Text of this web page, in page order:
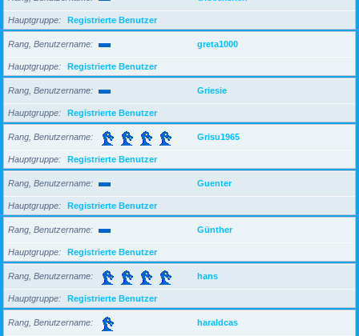
Hauptgruppe Registrierte Benutzer
Rang, Benutzername greta1000
Hauptgruppe Registrierte Benutzer
Rang, Benutzername Griesie
Hauptgruppe Registrierte Benutzer
Rang, Benutzername Grisu1965
Hauptgruppe Registrierte Benutzer
Rang, Benutzername Guenter
Hauptgruppe Registrierte Benutzer
Rang, Benutzername Günther
Hauptgruppe Registrierte Benutzer
Rang, Benutzername hans
Hauptgruppe Registrierte Benutzer
Rang, Benutzername haraldcas